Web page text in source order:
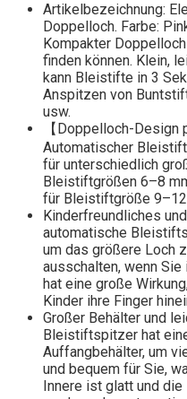
Artikelbezeichnung:
Doppelloch. Farbe:
Kompakter
finden können. Klein,
kann Bleistifte in 3
Anspitzen von
usw.
【Doppelloch-Design
Automatischer
für unterschiedlich
Bleistiftgrößen 6–8
für Bleistiftgröße
Kinderfreundliches
automatische
um das größere Loch
ausschalten, wenn Sie
hat eine große
Kinder ihre Finger
Großer Behälter und
Bleistiftspitzer hat
Auffangbehälter, um
und bequem für Sie,
Innere ist glatt und